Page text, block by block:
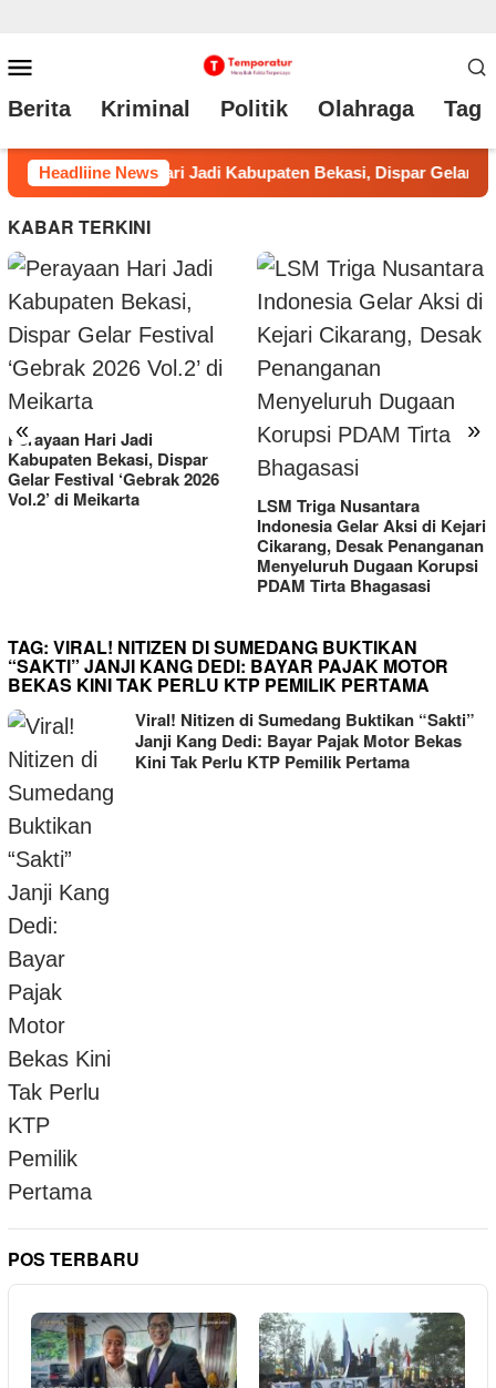
ke
konten
Mobile
Berita Kriminal Politik Olahraga Tag
Headliine News
Gelar Festival ‘Gebrak 2026 Vol.2’ di Meikarta
KABAR TERKINI
« »
LSM Triga Nusantara
ASPRINDO Genjot Lompatan
Ekonomi Desa KDMP dan
Kampung Industri Jadi Motor
Pertumbuhan Daerah
TAG: VIRAL! NITIZEN DI SUMEDANG BUKTIKAN
“SAKTI” JANJI KANG DEDI: BAYAR PAJAK MOTOR
BEKAS KINI TAK PERLU KTP PEMILIK PERTAMA
Viral! Nitizen di Sumedang Buktikan “Sakti”
Janji Kang Dedi: Bayar Pajak Motor Bekas
Kini Tak Perlu KTP Pemilik Pertama
POS TERBARU